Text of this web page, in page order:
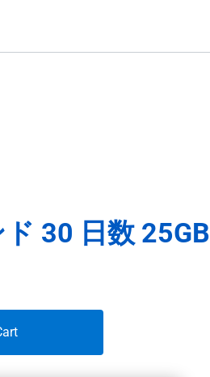
30 日数 25GB